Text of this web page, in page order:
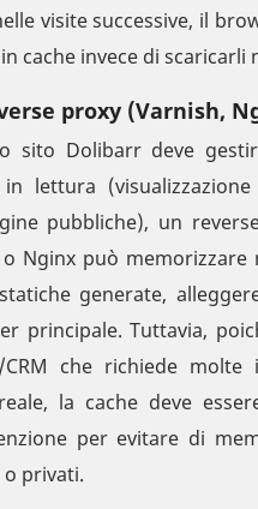
visite successive, il
cache invece di scaricarli
proxy (Varnish,
sito Dolibarr deve
lettura
pubbliche), un
Nginx può memorizzare
generate,
principale. Tuttavia,
CRM che richiede molte
la cache deve
per evitare di
privati.